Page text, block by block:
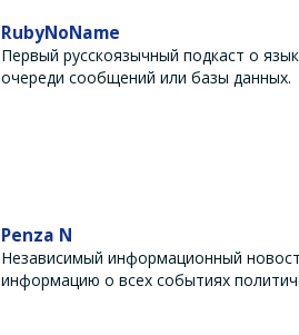
RubyNoName
Первый русскоязычный подкаст о
очереди сообщений или базы данных.
Penza N
Независимый информационный
информацию о всех событиях